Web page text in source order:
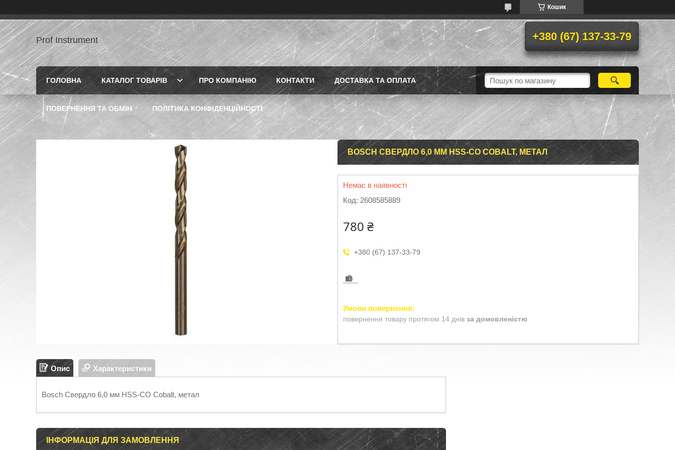
Кошик
Prof Instrument +380 (67) 137-33-79
ГОЛОВНА КАТАЛОГ ТОВАРІВ ПРО КОМПАНІЮ КОНТАКТИ ДОСТАВКА ТА ОПЛАТА
ПОВЕРНЕННЯ ТА ОБМІН ПОЛІТИКА КОНФІДЕНЦІЙНОСТІ
BOSCH СВЕРДЛО 6,0 ММ HSS-СO COBALT, МЕТАЛ
Немає в наявності
Код: 2608585889
780 ₴
+380 (67) 137-33-79
повернення товару протягом 14 днів за домовленістю
Опис Характеристики
Bosch Свердло 6,0 мм HSS-СO Cobalt, метал
ІНФОРМАЦІЯ ДЛЯ ЗАМОВЛЕННЯ